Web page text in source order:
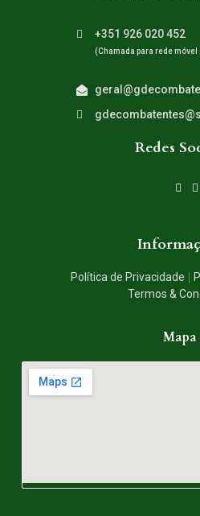
+351 926 020 452
(Chamada para rede
Redes
Política de Privacidade
Termos &
Mapa